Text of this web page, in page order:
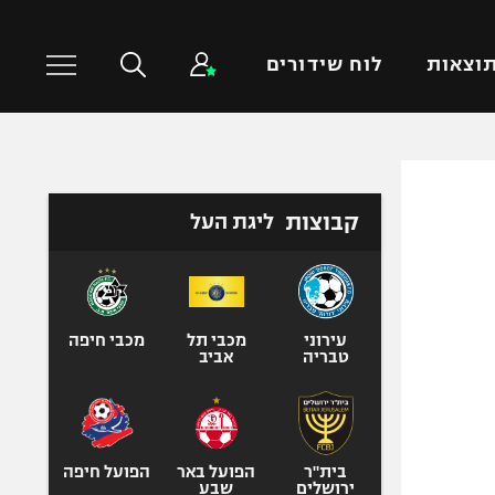
תוצאות לוח שידורים
טניס
כדורעף
ספורט אולימפי
קבוצות ליגת העל
עירוני
טבריה
מכבי תל
אביב
מכבי חיפה
בית"ר
ירושלים
הפועל באר
שבע
הפועל חיפה